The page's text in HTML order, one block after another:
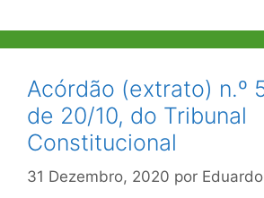
Acórdão (extrato) n.º
de 20/10, do Tribunal
Constitucional
31 Dezembro, 2020 por